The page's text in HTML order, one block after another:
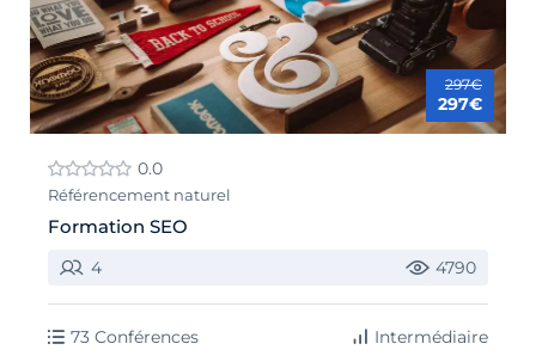
297€
297€
0.0
Référencement naturel
Formation SEO
4 4790
73 Conférences Intermédiaire